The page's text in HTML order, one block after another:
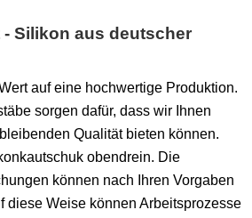
Silikon aus deutscher
auf eine hochwertige Produktion.
sorgen dafür, dass wir Ihnen
Qualität bieten können.
obendrein. Die
können nach Ihren Vorgaben
diese Weise können Arbeitsprozesse